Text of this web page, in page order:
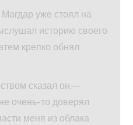
уже стоял на
историю своего
крепко обнял
сказал он.—
очень-то доверял
меня из облака